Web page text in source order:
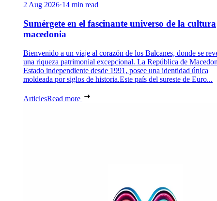
2 Aug 2026·14 min read
Sumérgete en el fascinante universo de la cultura
macedonia
Bienvenido a un viaje al corazón de los Balcanes, donde se
una riqueza patrimonial excepcional. La República de
Estado independiente desde 1991, posee una identidad única
moldeada por siglos de historia.Este país del sureste de Euro...
ArticlesRead more